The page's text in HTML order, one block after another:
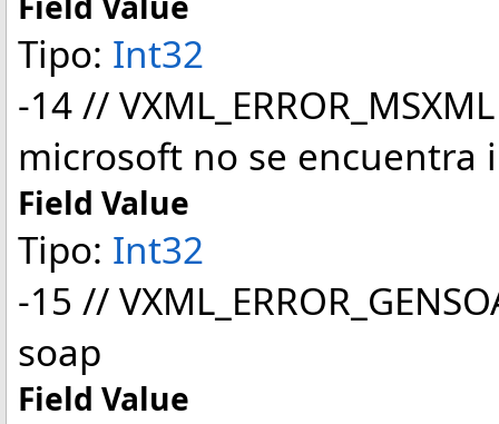
Tipo: Int32
-14 //
microsoft no se encuentra
Field Value
Tipo: Int32
-15 //
soap
Field Value